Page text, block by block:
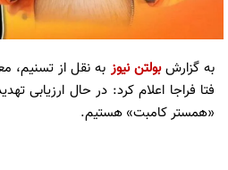
به گزارشبولتن نیوز به نقل از تسنیم،
فتا فراجا اعلام کرد: در حال ارزیابی
«همستر کامبت» هستیم.